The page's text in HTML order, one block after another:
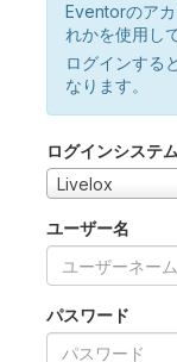
Eventorのア
れかを使用し
ログインすると
なります。
ログインシステム
Livelox
ユーザー名
パスワード